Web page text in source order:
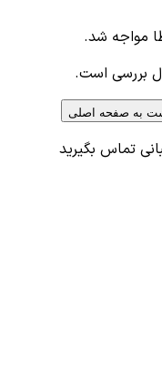
مواجه شد.
بررسی است.
به صفحه اصلی
تماس بگیرید